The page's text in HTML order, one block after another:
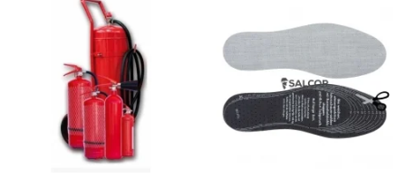
Incaltaminte alba de protectie
Incaltaminte ESD
Pantofi fara protectie
Protectie chimica